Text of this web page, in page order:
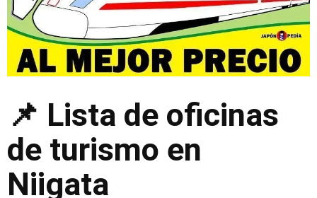
📌 Lista de oficinas
de turismo en
Niigata